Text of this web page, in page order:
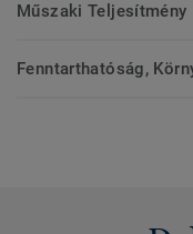
Műszaki Teljesítmény
Fenntarthatóság,